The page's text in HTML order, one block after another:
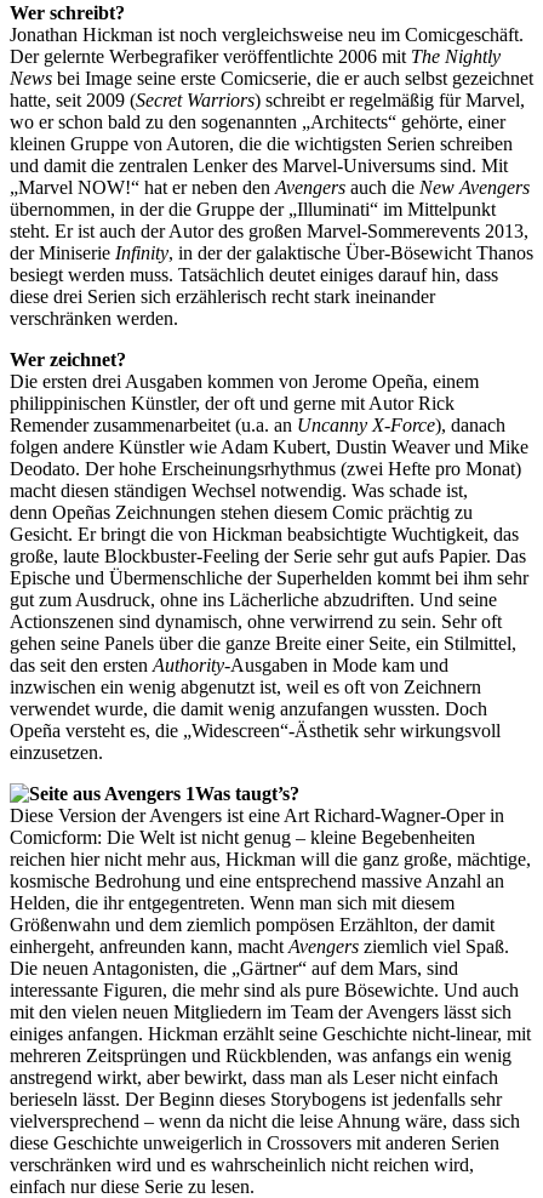
Wer schreibt?
Jonathan Hickman ist noch vergleichsweise neu im Comicgeschäft.
Der gelernte Werbegrafiker veröffentlichte 2006 mit The Nightly
News bei Image seine erste Comicserie, die er auch selbst gezeichnet
hatte, seit 2009 (Secret Warriors) schreibt er regelmäßig für Marvel,
wo er schon bald zu den sogenannten „Architects“ gehörte, einer
kleinen Gruppe von Autoren, die die wichtigsten Serien schreiben
und damit die zentralen Lenker des Marvel-Universums sind. Mit
„Marvel NOW!“ hat er neben den Avengers auch die New Avengers
übernommen, in der die Gruppe der „Illuminati“ im Mittelpunkt
steht. Er ist auch der Autor des großen Marvel-Sommerevents 2013,
der Miniserie Infinity, in der der galaktische Über-Bösewicht Thanos
besiegt werden muss. Tatsächlich deutet einiges darauf hin, dass
diese drei Serien sich erzählerisch recht stark ineinander
verschränken werden.
Wer zeichnet?
Die ersten drei Ausgaben kommen von Jerome Opeña, einem
philippinischen Künstler, der oft und gerne mit Autor Rick
Remender zusammenarbeitet (u.a. an Uncanny X-Force), danach
folgen andere Künstler wie Adam Kubert, Dustin Weaver und Mike
Deodato. Der hohe Erscheinungsrhythmus (zwei Hefte pro Monat)
macht diesen ständigen Wechsel notwendig. Was schade ist,
denn Opeñas Zeichnungen stehen diesem Comic prächtig zu
Gesicht. Er bringt die von Hickman beabsichtigte Wuchtigkeit, das
große, laute Blockbuster-Feeling der Serie sehr gut aufs Papier. Das
Epische und Übermenschliche der Superhelden kommt bei ihm sehr
gut zum Ausdruck, ohne ins Lächerliche abzudriften. Und seine
Actionszenen sind dynamisch, ohne verwirrend zu sein. Sehr oft
gehen seine Panels über die ganze Breite einer Seite, ein Stilmittel,
das seit den ersten Authority-Ausgaben in Mode kam und
inzwischen ein wenig abgenutzt ist, weil es oft von Zeichnern
verwendet wurde, die damit wenig anzufangen wussten. Doch
Opeña versteht es, die „Widescreen“-Ästhetik sehr wirkungsvoll
einzusetzen.
Was taugt’s?
Diese Version der Avengers ist eine Art Richard-Wagner-Oper in
Comicform: Die Welt ist nicht genug – kleine Begebenheiten
reichen hier nicht mehr aus, Hickman will die ganz große, mächtige,
kosmische Bedrohung und eine entsprechend massive Anzahl an
Helden, die ihr entgegentreten. Wenn man sich mit diesem
Größenwahn und dem ziemlich pompösen Erzählton, der damit
einhergeht, anfreunden kann, macht Avengers ziemlich viel Spaß.
Die neuen Antagonisten, die „Gärtner“ auf dem Mars, sind
interessante Figuren, die mehr sind als pure Bösewichte. Und auch
mit den vielen neuen Mitgliedern im Team der Avengers lässt sich
einiges anfangen. Hickman erzählt seine Geschichte nicht-linear, mit
mehreren Zeitsprüngen und Rückblenden, was anfangs ein wenig
anstregend wirkt, aber bewirkt, dass man als Leser nicht einfach
berieseln lässt. Der Beginn dieses Storybogens ist jedenfalls sehr
vielversprechend – wenn da nicht die leise Ahnung wäre, dass sich
diese Geschichte unweigerlich in Crossovers mit anderen Serien
verschränken wird und es wahrscheinlich nicht reichen wird,
einfach nur diese Serie zu lesen.